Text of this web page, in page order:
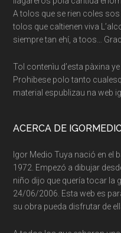
A tolos que se rien coles
tolos que caltienen viva
siempre tan ehí, a toos…
Tol contenìu d’esta pàxina
Prohibese polo tanto
material espublizau na web
ACERCA DE
Igor Medio Tuya nació en el
1972. Empezó a dibujar
niño dijo que quería tocar la
24/06/2006. Esta web es
su obra pueda disfrutar de